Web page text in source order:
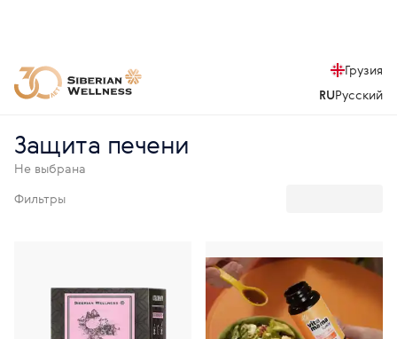
Грузия
RUРусский
Защита печени
Не выбрана
Фильтры